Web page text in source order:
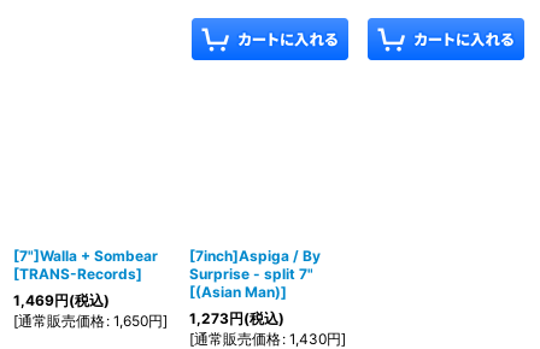
[7"]Walla + Sombear
[TRANS-Records]
1,469円(税込)
[通常販売価格: 1,650円]
[7inch]Aspiga / By
Surprise - split 7"
[(Asian Man)]
1,273円(税込)
[通常販売価格: 1,430円]